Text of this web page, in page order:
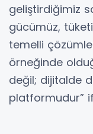
geliştirdiğimiz
gücümüz,
temelli
örneğinde
değil; dijitalde
platformudur”